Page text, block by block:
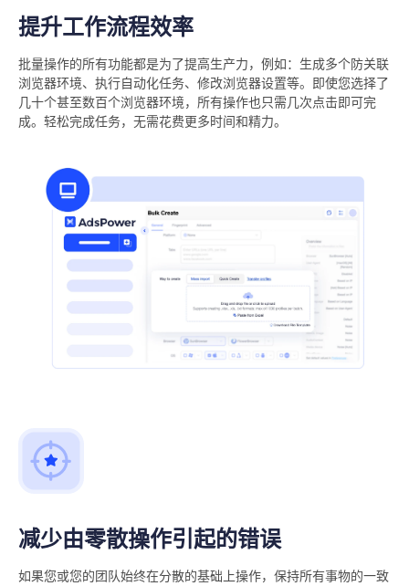
提升工作流程效率
批量操作的所有功能都是为了提高生产力，例如：生成多个防关联
浏览器环境、执行自动化任务、修改浏览器设置等。即使您选择了
几十个甚至数百个浏览器环境，所有操作也只需几次点击即可完
成。轻松完成任务，无需花费更多时间和精力。
减少由零散操作引起的错误
如果您或您的团队始终在分散的基础上操作，保持所有事物的一致